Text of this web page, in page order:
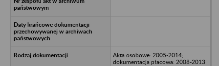
Akta osobowe: 2005-2014;
dokumentacja płacowa: 2008-2013